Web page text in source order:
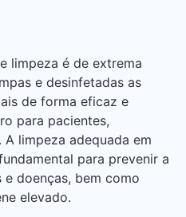
limpeza é de extrema
e desinfetadas as
de forma eficaz e
para pacientes,
limpeza adequada em
para prevenir a
doenças, bem como
elevado.